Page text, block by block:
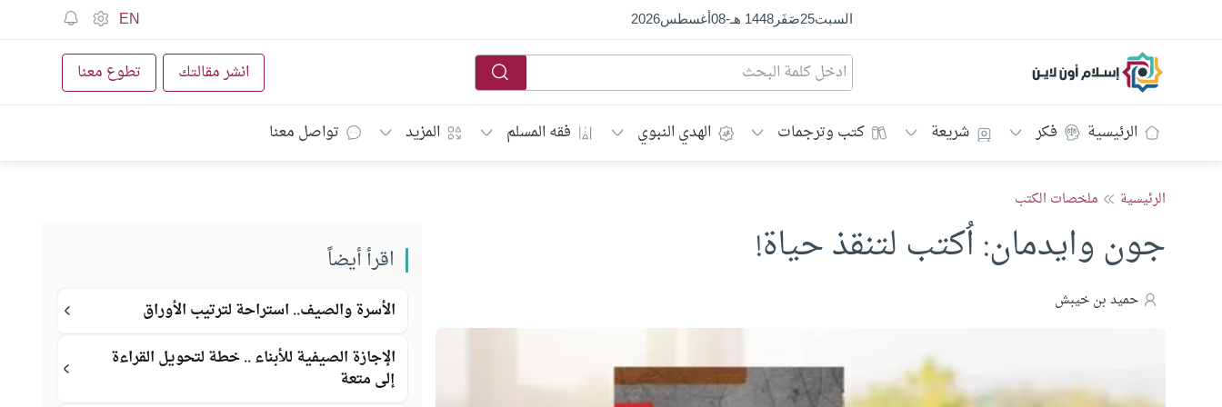
السبت25صَفَر1448 هـ -
08أغسطس2026
EN
إسلام أون لاين انشر مقالتك تطوع معنا
الرئيسية فكر شريعة كتب وترجمات الهدي النبوي فقه المسلم المزيد تواصل معنا
الرئيسية ملخصات الكتب
جون وايدمان: اُكتب لتنقذ حياة!
حميد بن خيبش
اقرأ أيضاً
الأسرة والصيف.. استراحة لترتيب الأوراق
الإجازة الصيفية للأبناء .. خطة لتحويل القراءة
إلى متعة